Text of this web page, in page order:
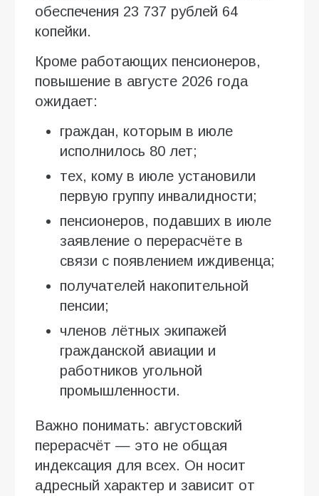
обеспечения 23 737 рублей 64
копейки.
Кроме работающих пенсионеров,
повышение в августе 2026 года
ожидает:
граждан, которым в июле
исполнилось 80 лет;
тех, кому в июле установили
первую группу инвалидности;
пенсионеров, подавших в июле
заявление о перерасчёте в
связи с появлением иждивенца;
получателей накопительной
пенсии;
членов лётных экипажей
гражданской авиации и
работников угольной
промышленности.
Важно понимать: августовский
перерасчёт — это не общая
индексация для всех. Он носит
адресный характер и зависит от